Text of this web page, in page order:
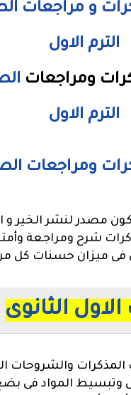
و مراجعات
الترم الاول
ومراجعات
الترم الاول
ومراجعات
مصدر لنشر الخير
شرح ومراجعة
فى ميزان حسنات كل
الثانوى
المذكرات والشروحات
وتبسيط المواد فى